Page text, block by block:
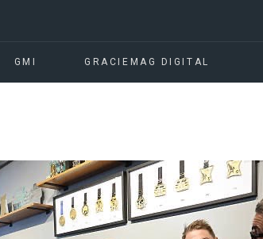
GMI GRACIEMAG DIGITAL